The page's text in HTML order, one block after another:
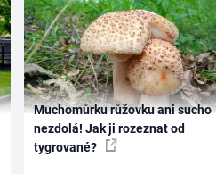
Muchomůrku růžovku ani sucho
nezdolá! Jak ji rozeznat od
tygrované?